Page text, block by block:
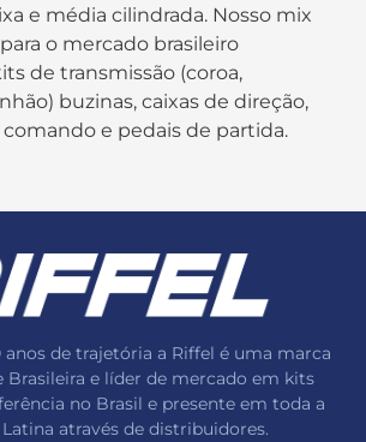
e média cilindrada. Nosso mix
o mercado brasileiro
de transmissão (coroa,
buzinas, caixas de direção,
e pedais de partida.
de trajetória a Riffel é uma marca
e líder de mercado em kits
no Brasil e presente em toda a
através de distribuidores.